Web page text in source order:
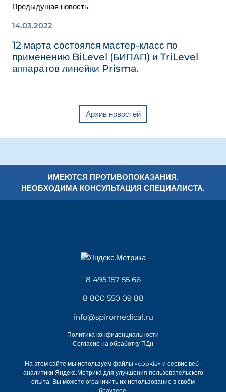
Предыдущая новость:
14.03.2022
12 марта состоялся мастер-класс по
применению BiLevel (БИПАП) и TriLevel
аппаратов линейки Prisma.
Архив новостей
ИМЕЮТСЯ ПРОТИВОПОКАЗАНИЯ.
НЕОБХОДИМА КОНСУЛЬТАЦИЯ СПЕЦИАЛИСТА.
8 495 157 55 66
8 800 550 09 88
info@spiromedical.ru
Политика конфиденциальности
Согласие на обработку ПДн
На этом сайте мы используем файлы «cookie» и сервис веб-
аналитики Яндекс.Метрика для улучшения пользовательского
опыта. Вы можете ограничить их использование в своём